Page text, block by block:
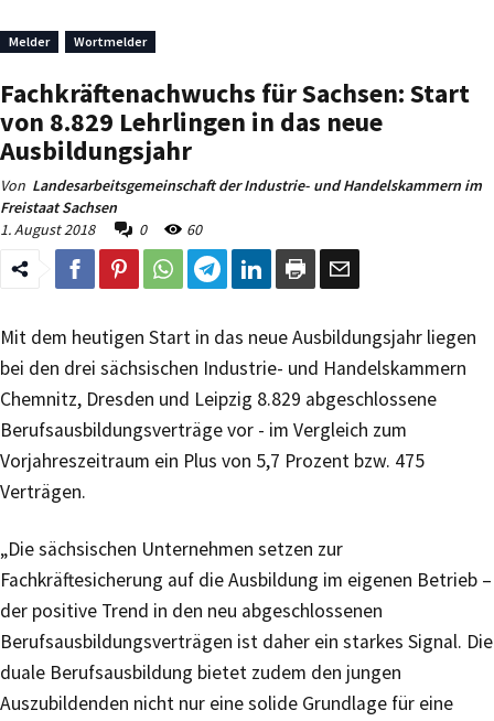
Melder Wortmelder
Fachkräftenachwuchs für Sachsen: Start
von 8.829 Lehrlingen in das neue
Ausbildungsjahr
Von Landesarbeitsgemeinschaft der Industrie- und Handelskammern im
Freistaat Sachsen
1. August 2018
0 60
Mit dem heutigen Start in das neue Ausbildungsjahr liegen
bei den drei sächsischen Industrie- und Handelskammern
Chemnitz, Dresden und Leipzig 8.829 abgeschlossene
Berufsausbildungsverträge vor - im Vergleich zum
Vorjahreszeitraum ein Plus von 5,7 Prozent bzw. 475
Verträgen.
„Die sächsischen Unternehmen setzen zur
Fachkräftesicherung auf die Ausbildung im eigenen Betrieb –
der positive Trend in den neu abgeschlossenen
Berufsausbildungsverträgen ist daher ein starkes Signal. Die
duale Berufsausbildung bietet zudem den jungen
Auszubildenden nicht nur eine solide Grundlage für eine